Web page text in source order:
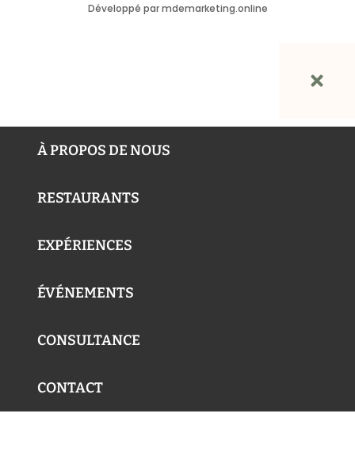
Développé par mdemarketing.online
À PROPOS DE NOUS
RESTAURANTS
EXPÉRIENCES
ÉVÉNEMENTS
CONSULTANCE
CONTACT